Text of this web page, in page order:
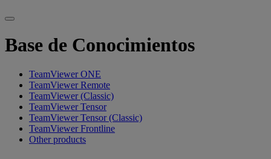
Base de Conocimientos
TeamViewer ONE
TeamViewer Remote
TeamViewer (Classic)
TeamViewer Tensor
TeamViewer Tensor (Classic)
TeamViewer Frontline
Other products